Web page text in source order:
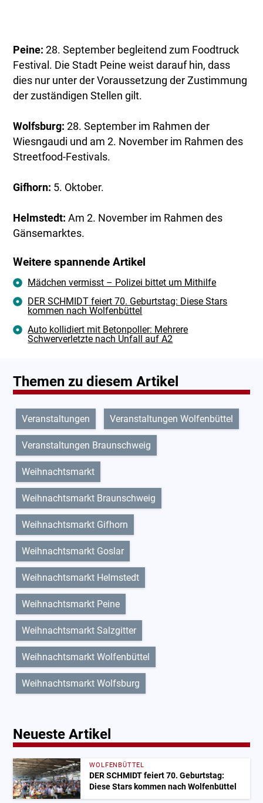
Peine: 28. September begleitend zum Foodtruck
Festival. Die Stadt Peine weist darauf hin, dass
dies nur unter der Voraussetzung der Zustimmung
der zuständigen Stellen gilt.
Wolfsburg: 28. September im Rahmen der
Wiesngaudi und am 2. November im Rahmen des
Streetfood-Festivals.
Gifhorn: 5. Oktober.
Helmstedt: Am 2. November im Rahmen des
Gänsemarktes.
Weitere spannende Artikel
Mädchen vermisst – Polizei bittet um Mithilfe
DER SCHMIDT feiert 70. Geburtstag: Diese Stars
kommen nach Wolfenbüttel
Auto kollidiert mit Betonpoller: Mehrere
Schwerverletzte nach Unfall auf A2
Themen zu diesem Artikel
Veranstaltungen Veranstaltungen Wolfenbüttel
Veranstaltungen Braunschweig
Weihnachtsmarkt
Weihnachtsmarkt Braunschweig
Weihnachtsmarkt Gifhorn
Weihnachtsmarkt Goslar
Weihnachtsmarkt Helmstedt
Weihnachtsmarkt Peine
Weihnachtsmarkt Salzgitter
Weihnachtsmarkt Wolfenbüttel
Weihnachtsmarkt Wolfsburg
Neueste Artikel
WOLFENBÜTTEL
DER SCHMIDT feiert 70. Geburtstag:
Diese Stars kommen nach Wolfenbüttel